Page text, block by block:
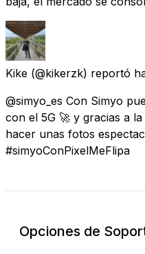
Kike (@kikerzk) reportó
@simyo_es Con Simyo
con el 5G 🚀 y gracias a
hacer unas fotos
#simyoConPixelMeFlipa
Opciones de